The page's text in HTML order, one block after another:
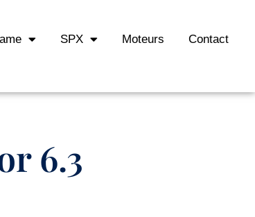
SPX Moteurs Contact
6.3